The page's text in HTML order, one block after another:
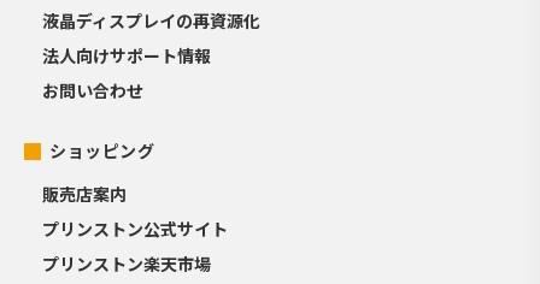
液晶ディスプレイの再資源化
法人向けサポート情報
お問い合わせ
ショッピング
販売店案内
プリンストン公式サイト
プリンストン楽天市場